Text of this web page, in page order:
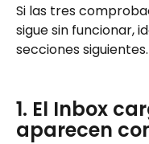
Si las tres
sigue sin funcionar,
secciones siguientes.
1. El Inbox
aparecen